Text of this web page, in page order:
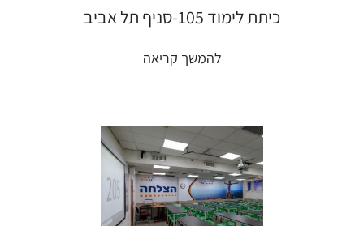
כיתת לימוד 105-סניף תל אביב
להמשך קריאה